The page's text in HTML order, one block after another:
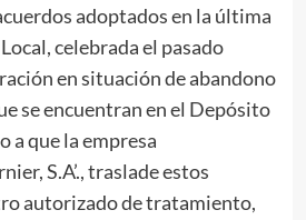
adoptados en la última
celebrada el pasado
en situación de abandono
se encuentran en el Depósito
a que la empresa
S.A’., traslade estos
autorizado de tratamiento,